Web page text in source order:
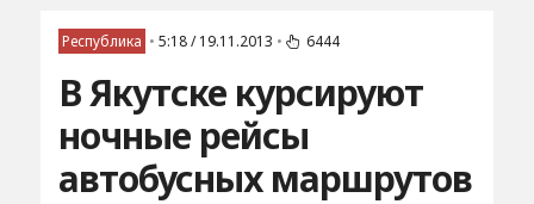
Республика • 5:18 / 19.11.2013 • 6444
В Якутске курсируют
ночные рейсы
автобусных маршрутов